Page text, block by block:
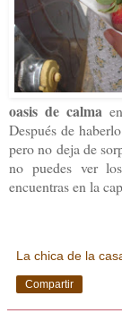
oasis de calma
Después de
pero no deja de
no puedes ver
encuentras en la
La chica de la
Compartir